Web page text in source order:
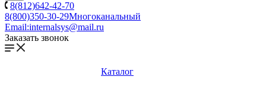
8(812)642-42-70
8(800)350-30-29Многоканальный
Email:internalsys@mail.ru
Заказать звонок
Каталог